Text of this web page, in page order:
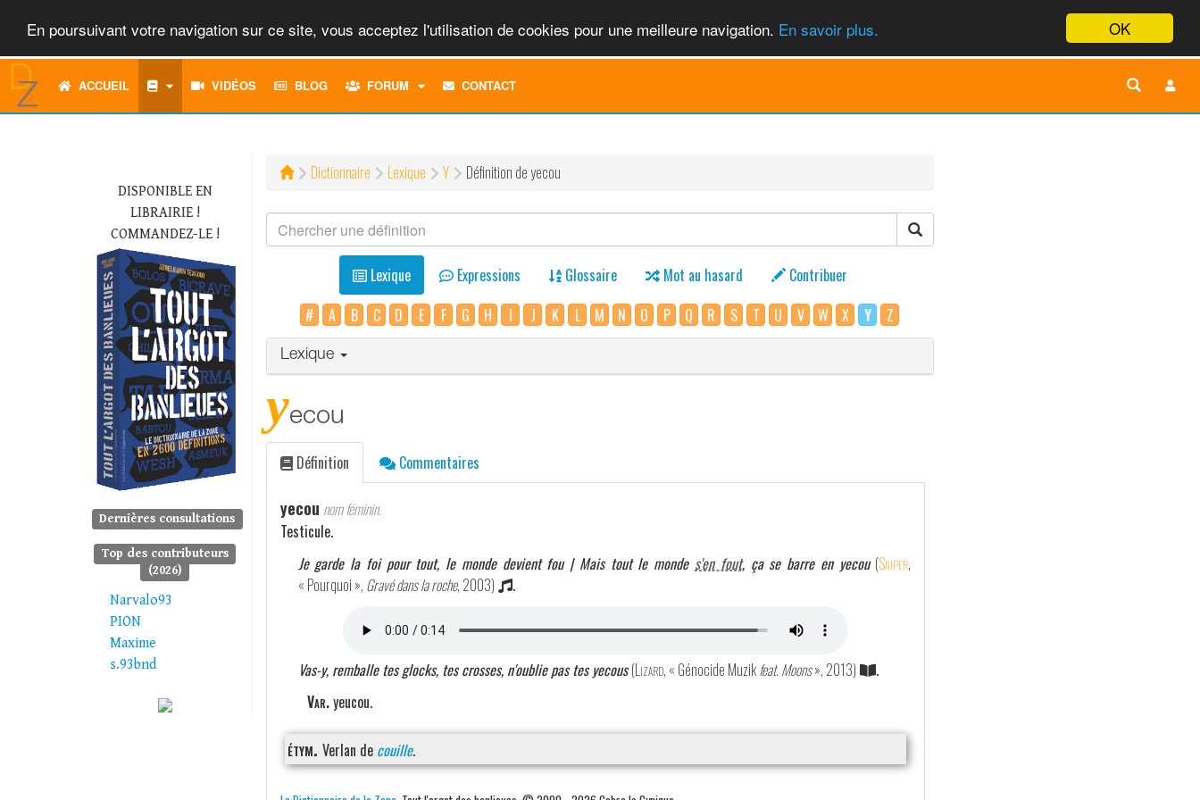
OK
En poursuivant votre navigation sur ce site, vous acceptez l'utilisation de cookies pour une meilleure navigation. En savoir plus.
ACCUEIL VIDÉOS BLOG FORUM
TOGGLECONTACT
DISPONIBLE EN
LIBRAIRIE !
COMMANDEZ-LE !
Dernières consultations
Top des contributeurs
(2026)
Narvalo93
PION
Maxime
s.93bnd
Dictionnaire Lexique Y Définition de yecou
Lexique Expressions Glossaire Mot au hasard
Contribuer
#
A B C D E F G H I J K L M N O P Q R S T U V W X Y Z
Lexique
yecou
Définition Commentaires
yecou nom féminin.
Testicule.
Je garde la foi pour tout, le monde devient fou | Mais tout le monde s'en fout, ça se barre en yecou (Sniper,
« Pourquoi », Gravé dans la roche, 2003) .
Vas-y, remballe tes glocks, tes crosses, n'oublie pas tes yecous (Lizard, « Génocide Muzikfeat. Moons», 2013)
.
Var.yeucou.
étym. Verlan de couille.